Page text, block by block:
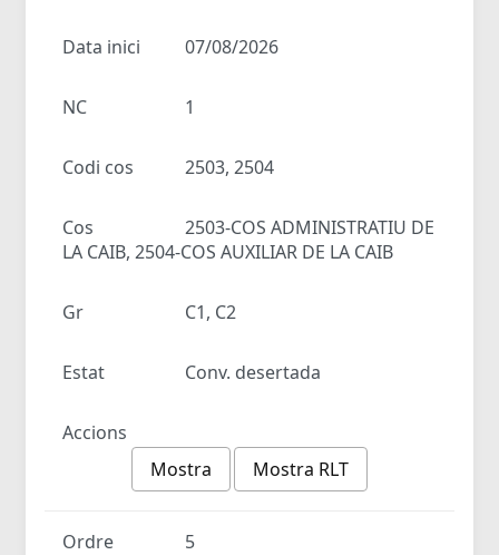
Data inici 07/08/2026
NC 1
Codi cos 2503, 2504
Cos
2503-COS ADMINISTRATIU DE
LA CAIB, 2504-COS AUXILIAR DE LA CAIB
Gr C1, C2
Estat Conv. desertada
Accions
Mostra
Mostra RLT
Ordre 5